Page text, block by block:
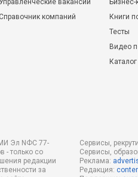
Управленческие вакансии
Справочник компаний
Книги
Тесты
Видео
Эл NФС 77-
- только со
редакции
за
Сервисы,
Сервисы,
Реклама:
Редакция: